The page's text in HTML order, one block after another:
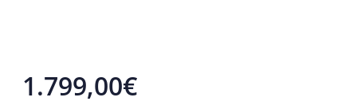
1.799,00€